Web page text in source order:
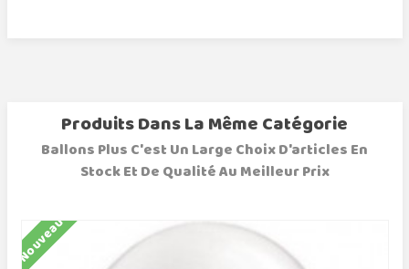
Produits Dans La Même Catégorie
Ballons Plus C'est Un Large Choix D'articles En
Stock Et De Qualité Au Meilleur Prix
Nouveau